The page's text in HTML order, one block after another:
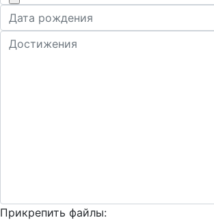
Прикрепить файлы: